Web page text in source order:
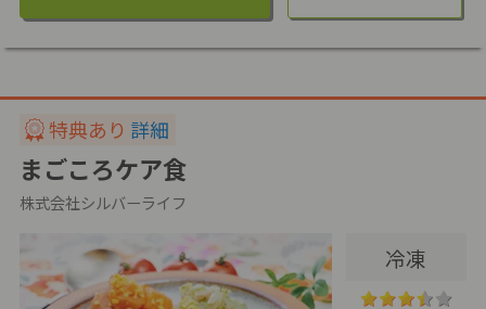
特典あり 詳細
まごころケア食
株式会社シルバーライフ
冷凍